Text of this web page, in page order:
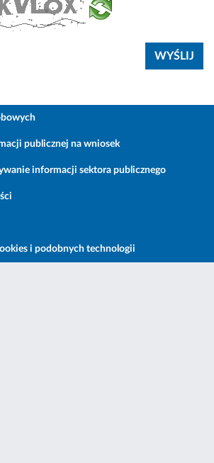
publicznej na wniosek
informacji sektora publicznego
i podobnych technologii